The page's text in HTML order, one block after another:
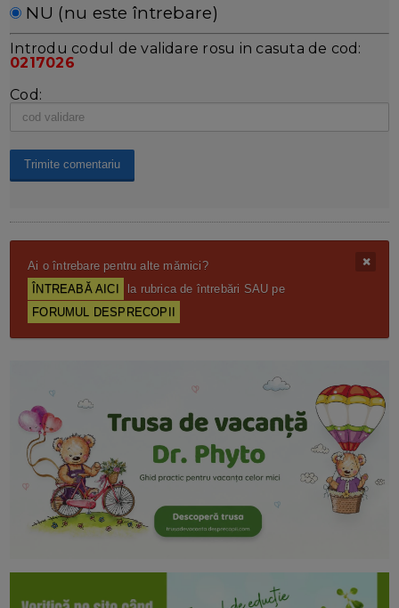
NU (nu este întrebare)
Introdu codul de validare rosu in casuta de cod:
0217026
Cod:
Ai o întrebare pentru alte mămici?
ÎNTREABĂ AICI
la rubrica de întrebări SAU pe
FORUMUL DESPRECOPII